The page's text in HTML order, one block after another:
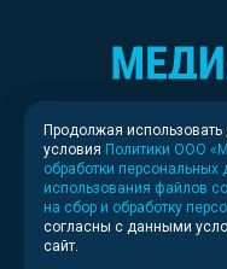
Свидетельство о
Федеральной службой по
Продолжая
условия Политики ООО
обработки персональных
использования файлов
на сбор и обработку
согласны с данными
сайт.